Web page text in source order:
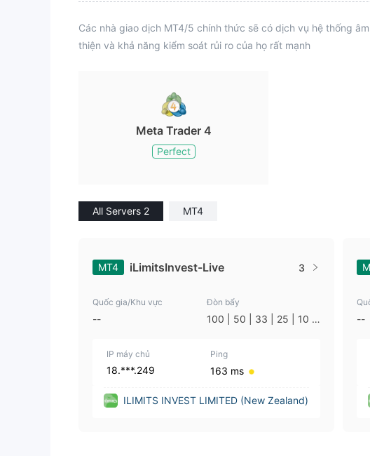
Các nhà giao dịch MT4/5 chính thức sẽ có dịch vụ hệ thống
thiện và khả năng kiểm soát rủi ro của họ rất mạnh
Meta Trader 4
Perfect
All Servers 2 MT4
MT4 iLimitsInvest-Live 3
Quốc gia/Khu vực
--
Đòn bẩy
100 | 50 | 33 | 25 | 10 |
IP máy chủ
18.***.249
Ping
163 ms
ILIMITS INVEST LIMITED (New Zealand)
--